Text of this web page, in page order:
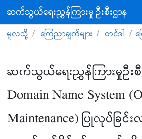
ဆက်သွယ်ရေးညွှန်ကြားမှု ဦးစီးဌာန
မူလသို့ ကြေညာချက်များ တင်ဒါ
ဆက်သွယ်ရေးညွှန်ကြားမှုဦးစီ
Domain Name System
Maintenance) ပြုလုပ်ခြင်း